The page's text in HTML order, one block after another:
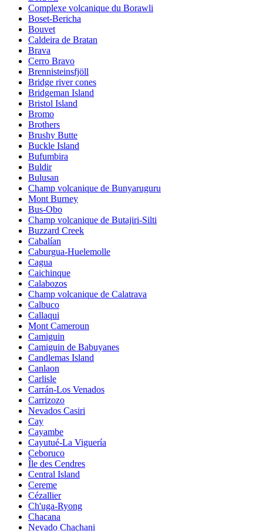
Complexe volcanique du Borawli
Boset-Bericha
Bouvet
Caldeira de Bratan
Brava
Cerro Bravo
Brennisteinsfjöll
Bridge river cones
Bridgeman Island
Bristol Island
Bromo
Brothers
Brushy Butte
Buckle Island
Bufumbira
Buldir
Bulusan
Champ volcanique de Bunyaruguru
Mont Burney
Bus-Obo
Champ volcanique de Butajiri-Silti
Buzzard Creek
Cabalían
Caburgua-Huelemolle
Cagua
Caichinque
Calabozos
Champ volcanique de Calatrava
Calbuco
Callaqui
Mont Cameroun
Camiguin
Camiguin de Babuyanes
Candlemas Island
Canlaon
Carlisle
Carrán-Los Venados
Carrizozo
Nevados Casiri
Cay
Cayambe
Cayutué-La Viguería
Ceboruco
Île des Cendres
Central Island
Cereme
Cézallier
Ch'uga-Ryong
Chacana
Nevado Chachani